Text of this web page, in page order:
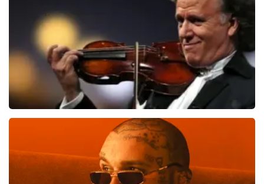
BESTEL NU
laatste 30 minuten
BESTEL NU